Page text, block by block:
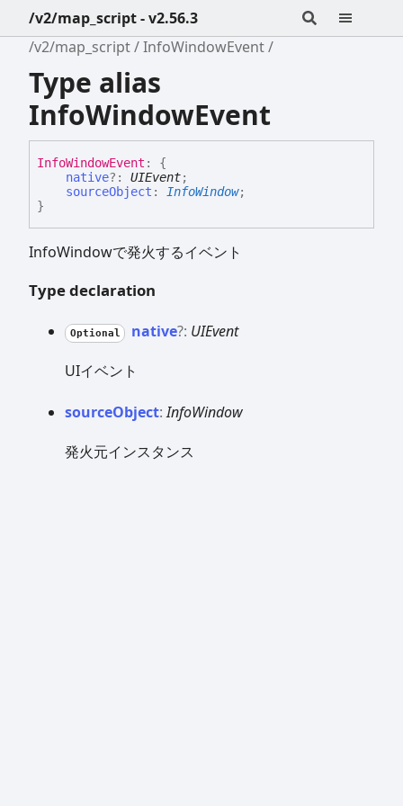
/v2/map_script - v2.56.3
/v2/map_script
InfoWindowEvent
Type alias
InfoWindowEvent
InfoWindowEvent :
{
native?: UIEvent;
sourceObject : InfoWindow;
}
InfoWindowで発火するイベント
Type declaration
Optional native?: UIEvent
UIイベント
sourceObject:InfoWindow
発火元インスタンス